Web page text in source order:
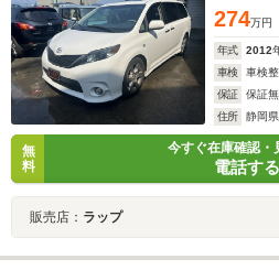
274万円
年式 2012
車検
車検
保証
保証無
住所
静岡
無
料
今すぐ在庫確認・
電話する
販売店： ラップ